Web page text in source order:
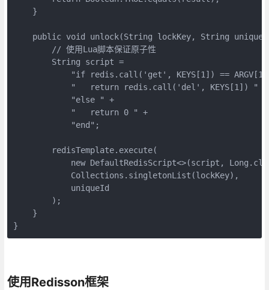
    }
public void unlock(String lockKey, String
        // 使用Lua脚本保证原子性
        String script =
"if redis.call('get', KEYS[1]) ==
            "   return redis.call('del', KEYS[1]) " +
            "else " +
            "   return 0 " +
            "end";
        redisTemplate.execute(
new DefaultRedisScript<>(script,
            Collections.singletonList(lockKey),
            uniqueId
        );
    }
}
使用Redisson框架